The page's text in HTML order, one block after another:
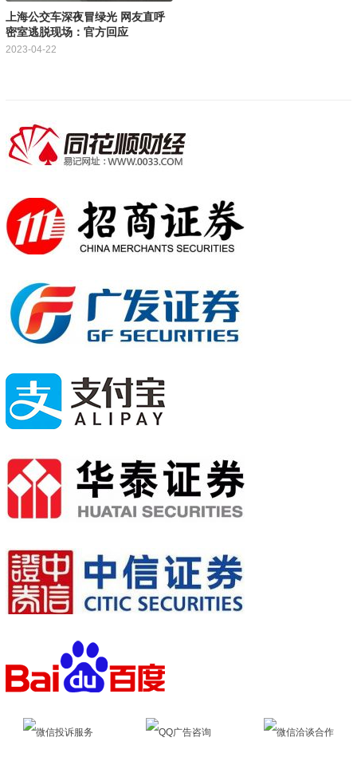
上海公交车深夜冒绿光 网友直呼
密室逃脱现场：官方回应
2023-04-22
微信投诉服务 QQ广告咨询 微信洽谈合作